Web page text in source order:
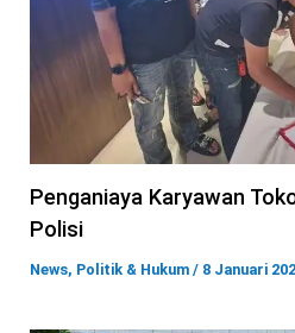
Penganiaya Karyawan
Polisi
News, Politik & Hukum / 8 Januari